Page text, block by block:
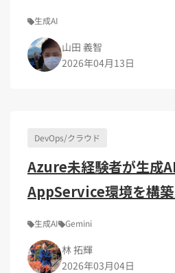
生成AI
山田 義智
2026年04月13日
DevOps/クラウド
Azure未経験者が生成
AppService環境を構
生成AI Gemini
林 拓輝
2026年03月04日